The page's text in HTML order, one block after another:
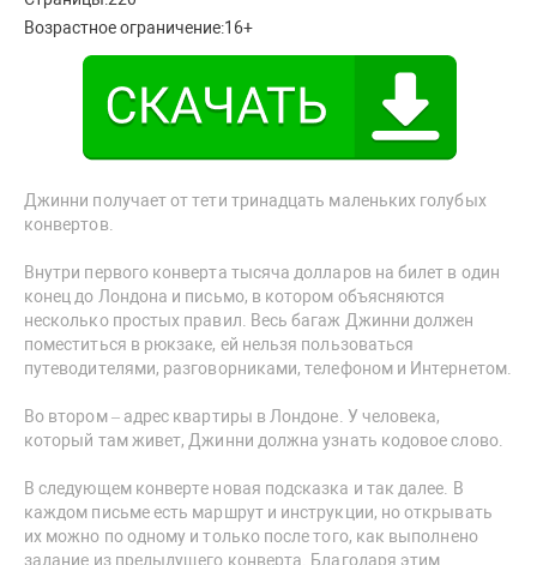
Возрастное ограничение:16+
Джинни получает от тети тринадцать маленьких голубых
конвертов.
Внутри первого конверта тысяча долларов на билет в один
конец до Лондона и письмо, в котором объясняются
несколько простых правил. Весь багаж Джинни должен
поместиться в рюкзаке, ей нельзя пользоваться
путеводителями, разговорниками, телефоном и Интернетом.
Во втором – адрес квартиры в Лондоне. У человека,
который там живет, Джинни должна узнать кодовое слово.
В следующем конверте новая подсказка и так далее. В
каждом письме есть маршрут и инструкции, но открывать
их можно по одному и только после того, как выполнено
задание из предыдущего конверта. Благодаря этим